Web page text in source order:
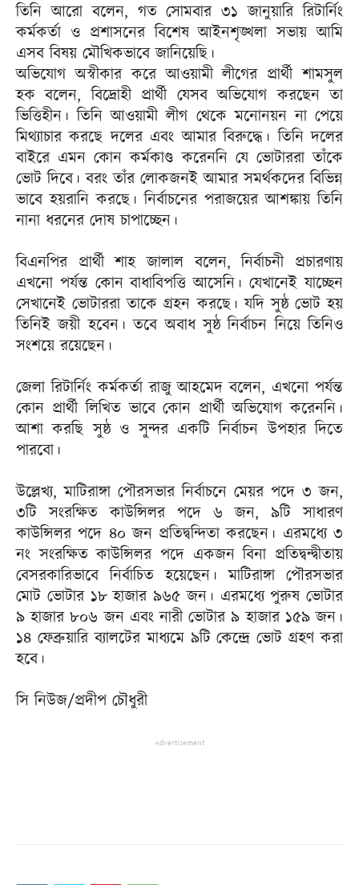
তিনি আরো বলেন, গত সোমবার ৩১ জানুয়ারি রিটার্নিং
কর্মকর্তা ও প্রশাসনের বিশেষ আইনশৃঙ্খলা সভায় আমি
এসব বিষয় মৌখিকভাবে জানিয়েছি।
অভিযোগ অস্বীকার করে আওয়ামী লীগের প্রার্থী শামসুল
হক বলেন, বিদ্রোহী প্রার্থী যেসব অভিযোগ করছেন তা
ভিত্তিহীন। তিনি আওয়ামী লীগ থেকে মনোনয়ন না পেয়ে
মিথ্যাচার করছে দলের এবং আমার বিরুদ্ধে। তিনি দলের
বাইরে এমন কোন কর্মকাণ্ড করেননি যে ভোটাররা তাঁকে
ভোট দিবে। বরং তাঁর লোকজনই আমার সমর্থকদের বিভিন্ন
ভাবে হয়রানি করছে। নির্বাচনের পরাজয়ের আশঙ্কায় তিনি
নানা ধরনের দোষ চাপাচ্ছেন।
বিএনপির প্রার্থী শাহ জালাল বলেন, নির্বাচনী প্রচারণায়
এখনো পর্যন্ত কোন বাধাবিপত্তি আসেনি। যেখানেই যাচ্ছেন
সেখানেই ভোটাররা তাকে গ্রহন করছে। যদি সুষ্ঠ ভোট হয়
তিনিই জয়ী হবেন। তবে অবাধ সুষ্ঠ নির্বাচন নিয়ে তিনিও
সংশয়ে রয়েছেন।
জেলা রিটার্নিং কর্মকর্তা রাজু আহমেদ বলেন, এখনো পর্যন্ত
কোন প্রার্থী লিখিত ভাবে কোন প্রার্থী অভিযোগ করেননি।
আশা করছি সুষ্ঠ ও সুন্দর একটি নির্বাচন উপহার দিতে
পারবো।
উল্লেখ্য, মাটিরাঙ্গা পৌরসভার নির্বাচনে মেয়র পদে ৩ জন,
৩টি সংরক্ষিত কাউন্সিলর পদে ৬ জন, ৯টি সাধারণ
কাউন্সিলর পদে ৪০ জন প্রতিদ্বন্দিতা করছেন। এরমধ্যে ৩
নং সংরক্ষিত কাউন্সিলর পদে একজন বিনা প্রতিদ্বন্দ্বীতায়
বেসরকারিভাবে নির্বাচিত হয়েছেন। মাটিরাঙ্গা পৌরসভার
মোট ভোটার ১৮ হাজার ৯৬৫ জন। এরমধ্যে পুরুষ ভোটার
৯ হাজার ৮০৬ জন এবং নারী ভোটার ৯ হাজার ১৫৯ জন।
১৪ ফেব্রুয়ারি ব্যালটের মাধ্যমে ৯টি কেন্দ্রে ভোট গ্রহণ করা
হবে।
সি নিউজ/প্রদীপ চৌধুরী
Advertisement